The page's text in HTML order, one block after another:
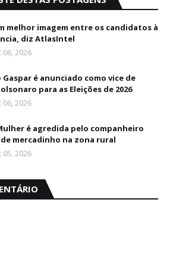
melhor imagem entre os candidatos à
diz AtlasIntel
06, 2026
é anunciado como vice de
para as Eleições de 2026
06, 2026
é agredida pelo companheiro
mercadinho na zona rural
05, 2026